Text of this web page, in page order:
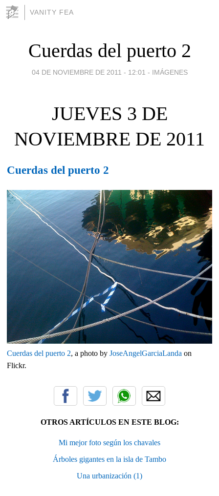
VANITY FEA
Cuerdas del puerto 2
04 DE NOVIEMBRE DE 2011 - 12:01 - IMÁGENES
JUEVES 3 DE
NOVIEMBRE DE 2011
Cuerdas del puerto 2
Cuerdas del puerto 2, a photo by JoseAngelGarciaLanda on
Flickr.
OTROS ARTÍCULOS EN ESTE BLOG:
Mi mejor foto según los chavales
Árboles gigantes en la isla de Tambo
Una urbanización (1)